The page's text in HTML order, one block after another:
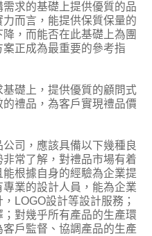
求的基礎上提供優質的品
而言，能提供保質保量的
，而能否在此基礎上為團
正成為最重要的參考指
礎上，提供優質的顧問式
禮品，為客戶實現禮品價
司，應該具備以下幾種良
常了解，對禮品市場有着
根據自身的經驗為企業提
業的設計人員，能為企業
LOGO設計等設計服務；
對幾乎所有產品的生產環
戶監督、協調產品的生產